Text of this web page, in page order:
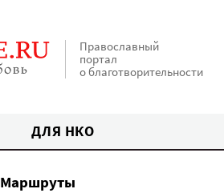
Православный
портал
о благотворительности
ДЛЯ НКО
Маршруты